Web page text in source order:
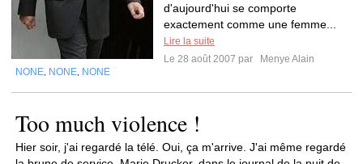
d'aujourd'hui se comporte
exactement comme une femme...
Lire la suite
Le 28 août 2007 par
Menye Alain
NONE NONE NONE
Too much violence !
Hier soir, j'ai regardé la télé. Oui, ça m'arrive. J'ai même regardé